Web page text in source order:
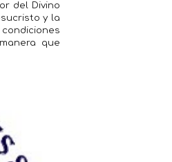
del Divino
y la
que